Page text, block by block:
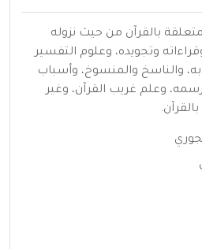
بالقرآن من حيث نزوله
وتجويده، وعلوم التفسير
والناسخ والمنسوخ، وأسباب
وعلم غريب القرآن، وغير